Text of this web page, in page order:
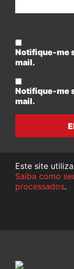
Notifique-me
mail.
Notifique-me
mail.
Este site
Saiba como
processados.